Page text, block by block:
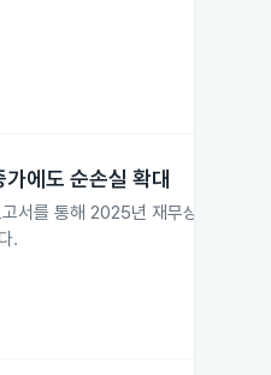
에도 순손실 확대
서를 통해 2025년 재무상태와 경
.